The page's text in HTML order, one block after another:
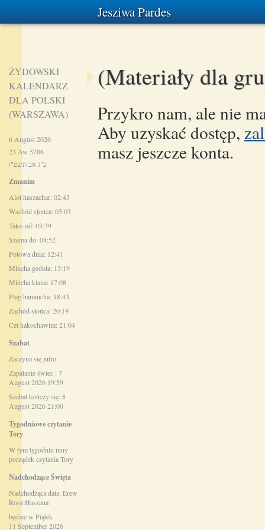
Jesziwa Pardes
ŻYDOWSKI
KALENDARZ
DLA POLSKI
(WARSZAWA)
6 August 2026
23 Aw 5786
כ"ג אב תשפ"ו
Zmanim
Alot haszachar: 02:43
Wschód słońca: 05:03
Tałes od: 03:39
Szema do: 08:52
Połowa dnia: 12:41
Mincha gedola: 13:19
Mincha ktana: 17:08
Plag hamincha: 18:43
Zachód słońca: 20:19
Cet hakochawim: 21:04
Szabat
Zaczyna się jutro.
Zapalanie świec : 7
August 2026 19:59
Szabat kończy się: 8
August 2026 21:00
Tygodniowe czytanie
Tory
W tym tygodniu inny
porządek czytania Tory
Nadchodzące Święta
Nadchodząca data: Erew
Rosz Haszana
będzie w Piątek
11 September 2026
(Materiały dla
Przykro nam, ale nie
Aby uzyskać dostęp,
masz jeszcze konta.